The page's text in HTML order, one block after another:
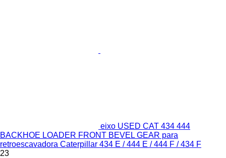
eixo USED CAT 434 444
BACKHOE LOADER FRONT BEVEL GEAR para
retroescavadora Caterpillar 434 E / 444 E / 444 F / 434 F
23